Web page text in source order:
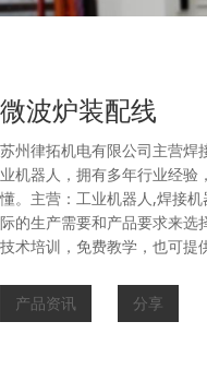
微波炉装配线
苏州律拓机电有限公司主营焊
业机器人，拥有多年行业经验
懂。主营：工业机器人,焊接
际的生产需要和产品要求来选
技术培训，免费教学，也可提
产品资讯 分享